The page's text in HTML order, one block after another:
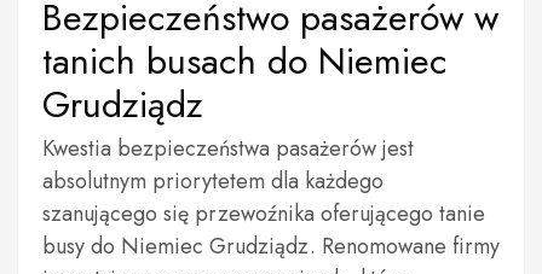
Bezpieczeństwo pasażerów w
tanich busach do Niemiec
Grudziądz
Kwestia bezpieczeństwa pasażerów jest
absolutnym priorytetem dla każdego
szanującego się przewoźnika oferującego tanie
busy do Niemiec Grudziądz. Renomowane firmy